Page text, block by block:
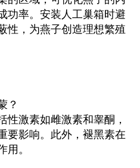
功率。安装人工巢箱时避
性，为燕子创造理想繁殖
？
性激素如雌激素和睾酮，
要影响。此外，褪黑素在
。